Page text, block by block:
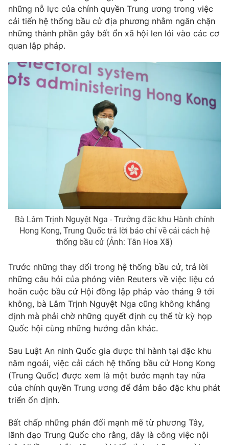
những nỗ lực của chính quyền Trung ương trong việc
cải tiến hệ thống bầu cử địa phương nhằm ngăn chặn
những thành phần gây bất ổn xã hội len lỏi vào các cơ
quan lập pháp.
Bà Lâm Trịnh Nguyệt Nga - Trưởng đặc khu Hành chính
Hong Kong, Trung Quốc trả lời báo chí về cải cách hệ
thống bầu cử (Ảnh: Tân Hoa Xã)
Trước những thay đổi trong hệ thống bầu cử, trả lời
những câu hỏi của phóng viên Reuters về việc liệu có
hoãn cuộc bầu cử Hội đồng lập pháp vào tháng 9 tới
không, bà Lâm Trịnh Nguyệt Nga cũng không khẳng
định mà phải chờ những quyết định cụ thể từ kỳ họp
Quốc hội cùng những hướng dẫn khác.
Sau Luật An ninh Quốc gia được thi hành tại đặc khu
năm ngoái, việc cải cách hệ thống bầu cử Hong Kong
(Trung Quốc) được xem là một bước mạnh tay nữa
của chính quyền Trung ương để đảm bảo đặc khu phát
triển ổn định.
Bất chấp những phản đối mạnh mẽ từ phương Tây,
lãnh đạo Trung Quốc cho rằng, đây là công việc nội